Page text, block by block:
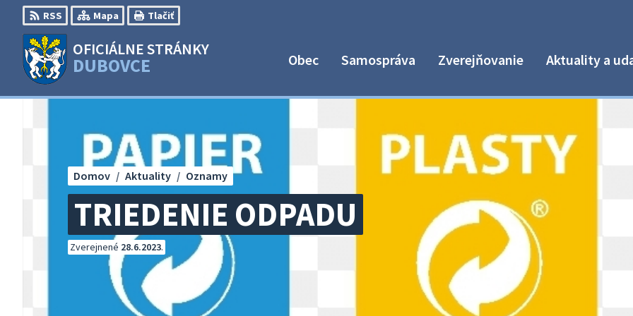
Preskočiť
na
obsah
RSS Mapa Tlačiť
OFICIÁLNE STRÁNKY
DUBOVCE Obec Samospráva Zverejňovanie Aktuality a
TRIEDENIE ODPADU
Domov Aktuality Oznamy
Zverejnené 28.6.2023.